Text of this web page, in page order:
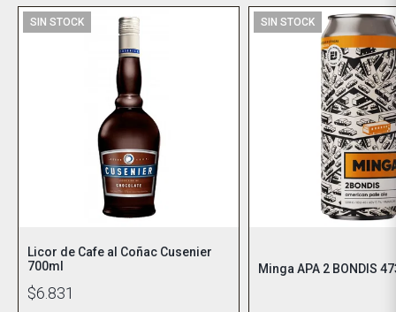
SIN STOCK
Licor de Cafe al Coñac Cusenier
700ml
$6.831
SIN STOCK
Minga APA 2 BONDIS